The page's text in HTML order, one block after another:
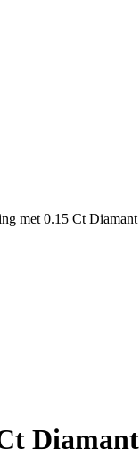
met 0.15 Ct Diamant
Diamant